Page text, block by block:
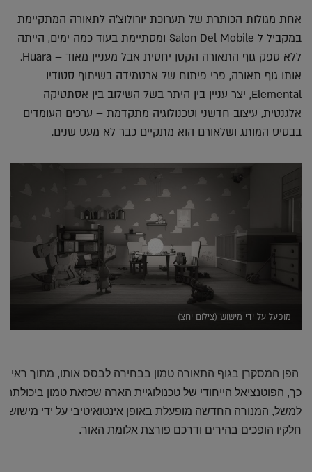
אחת מגולות הכותרת של תערוכת יורולוצ'ה לתאורה המתקיימת
במקביל ל Salon Del Mobile ומסתיימת בעוד כמה ימים, הייתה
ללא ספק גוף התאורה הקטן יחסית אבל מעניין מאוד – Huara.
אותו גוף תאורה, פרי פיתוח של ארטמידה בשיתוף סטודיו
Elemental, יצר עניין בין היתר בשל השילוב בין אסתטיקה
אלגנטית, עיצוב חדשני וטכנולוגיה מתקדמת – ערכים העומדים
בבסיס המותג ושלאורם הוא מתקיים כבר לא מעט שנים.
מופעל על ידי מישוש (צילום יחצ)
הפן המסקרן בגוף התאורה טמון בבחירה לבסס אותו, מתוך
חלקיו הופכים בהירים ודרכם פורצת אלומת האור.